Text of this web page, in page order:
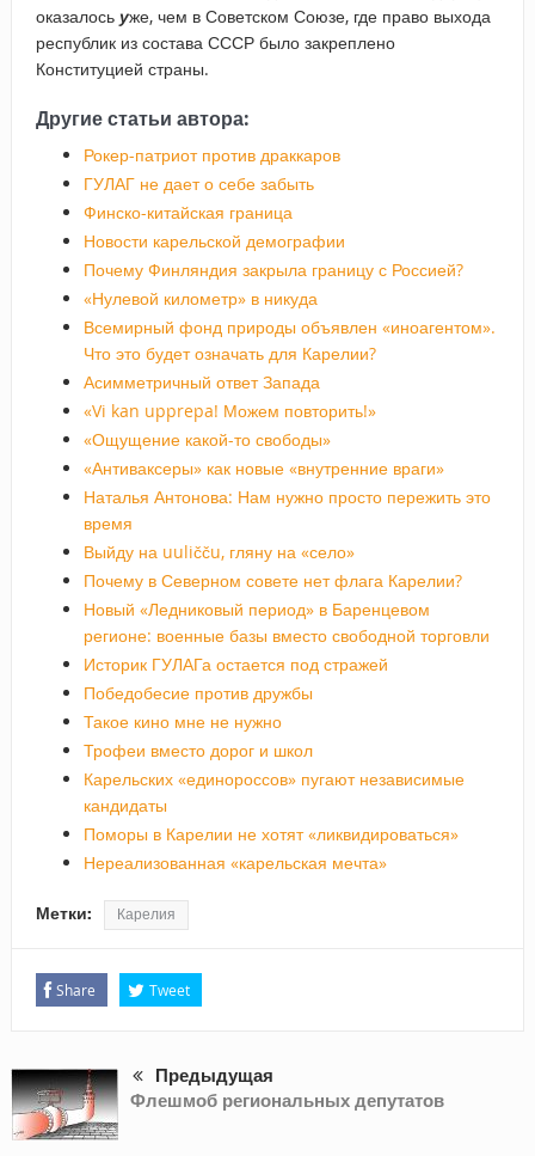
оказалось уже, чем в Советском Союзе, где право выхода
республик из состава СССР было закреплено
Конституцией страны.
Другие статьи автора:
Рокер-патриот против драккаров
ГУЛАГ не дает о себе забыть
Финско-китайская граница
Новости карельской демографии
Почему Финляндия закрыла границу с Россией?
«Нулевой километр» в никуда
Всемирный фонд природы объявлен «иноагентом».
Что это будет означать для Карелии?
Асимметричный ответ Запада
«Vi kan upprepa! Можем повторить!»
«Ощущение какой-то свободы»
«Антиваксеры» как новые «внутренние враги»
Наталья Антонова: Нам нужно просто пережить это
время
Выйду на uuličču, гляну на «село»
Почему в Северном совете нет флага Карелии?
Новый «Ледниковый период» в Баренцевом
регионе: военные базы вместо свободной торговли
Историк ГУЛАГа остается под стражей
Победобесие против дружбы
Такое кино мне не нужно
Трофеи вместо дорог и школ
Карельских «единороссов» пугают независимые
кандидаты
Поморы в Карелии не хотят «ликвидироваться»
Нереализованная «карельская мечта»
Метки: Карелия
Share Tweet
Предыдущая
Флешмоб региональных депутатов